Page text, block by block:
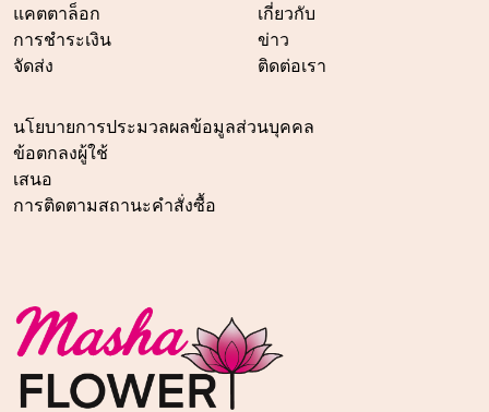
แคตตาล็อก
การชำระเงิน
จัดส่ง
เกี่ยวกับ
ข่าว
ติดต่อเรา
นโยบายการประมวลผลข้อมูลส่วนบุคคล
ข้อตกลงผู้ใช้
เสนอ
การติดตามสถานะคำสั่งซื้อ